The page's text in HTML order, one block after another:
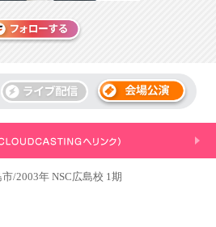
/2003年 NSC広島校 1期